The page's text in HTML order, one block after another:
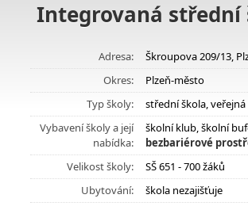
Integrovaná střední
Adresa:
Škroupova 209/13,
Okres:
Plzeň-město
Typ školy:
střední škola, veřejná
Vybavení školy a její
nabídka:
školní klub, školní
bezbariérové
Velikost školy:
SŠ 651 - 700 žáků
Ubytování:
škola nezajišťuje